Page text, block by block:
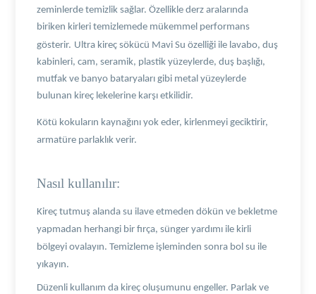
zeminlerde temizlik sağlar. Özellikle derz aralarında
biriken kirleri temizlemede mükemmel performans
gösterir. Ultra kireç sökücü Mavi Su özelliği ile lavabo, duş
kabinleri, cam, seramik, plastik yüzeylerde, duş başlığı,
mutfak ve banyo bataryaları gibi metal yüzeylerde
bulunan kireç lekelerine karşı etkilidir.
Kötü kokuların kaynağını yok eder, kirlenmeyi geciktirir,
armatüre parlaklık verir.
Nasıl kullanılır:
Kireç tutmuş alanda su ilave etmeden dökün ve bekletme
yapmadan herhangi bir fırça, sünger yardımı ile kirli
bölgeyi ovalayın. Temizleme işleminden sonra bol su ile
yıkayın.
Düzenli kullanım da kireç oluşumunu engeller. Parlak ve